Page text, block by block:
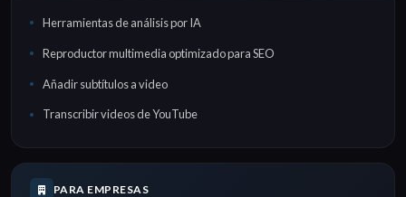
Herramientas de análisis por IA
Reproductor multimedia optimizado para SEO
Añadir subtítulos a video
Transcribir videos de YouTube
PARA EMPRESAS